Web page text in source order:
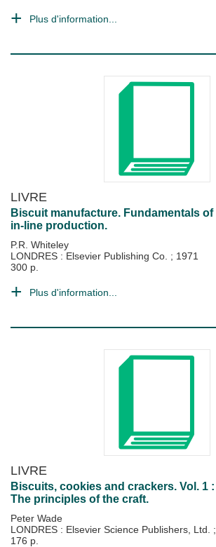
Plus d'information...
LIVRE
Biscuit manufacture. Fundamentals of
in-line production.
P.R. Whiteley
LONDRES : Elsevier Publishing Co. ; 1971
300 p.
Plus d'information...
LIVRE
Biscuits, cookies and crackers. Vol. 1 :
The principles of the craft.
Peter Wade
LONDRES : Elsevier Science Publishers, Ltd. ;
176 p.